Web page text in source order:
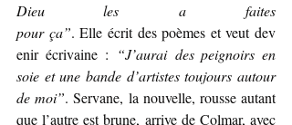
Dieu les a faites
pour ça”. Elle écrit des poèmes et veut dev
enir écrivaine : “J’aurai des peignoirs en
soie et une bande d’artistes toujours autour
de moi”. Servane, la nouvelle, rousse autant
que l’autre est brune, arrive de Colmar, avec